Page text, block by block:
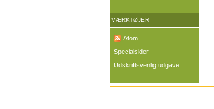
VÆRKTØJER
Atom
Specialsider
Udskriftsvenlig udgave